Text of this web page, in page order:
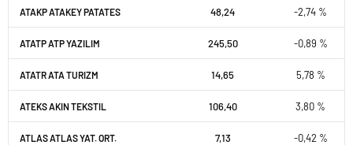
ATAKP ATAKEY PATATES 48,24 -2,74 %
ATATP ATP YAZILIM 245,50 -0,89 %
ATATR ATA TURIZM 14,65 5,78 %
ATEKS AKIN TEKSTIL 106,40 3,80 %
ATLAS ATLAS YAT. ORT. 7,13 -0,42 %